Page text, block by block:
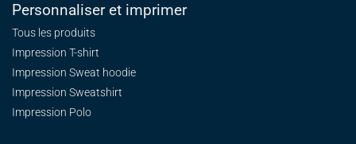
Personnaliser et imprimer
Tous les produits
Impression T-shirt
Impression Sweat hoodie
Impression Sweatshirt
Impression Polo